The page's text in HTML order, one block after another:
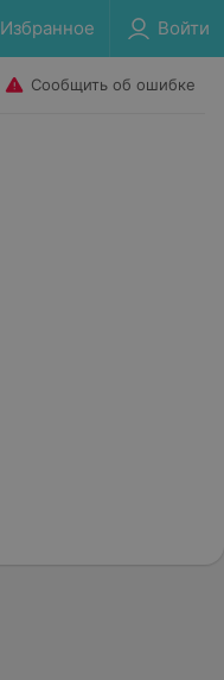
Избранное Войти
Сообщить об ошибке